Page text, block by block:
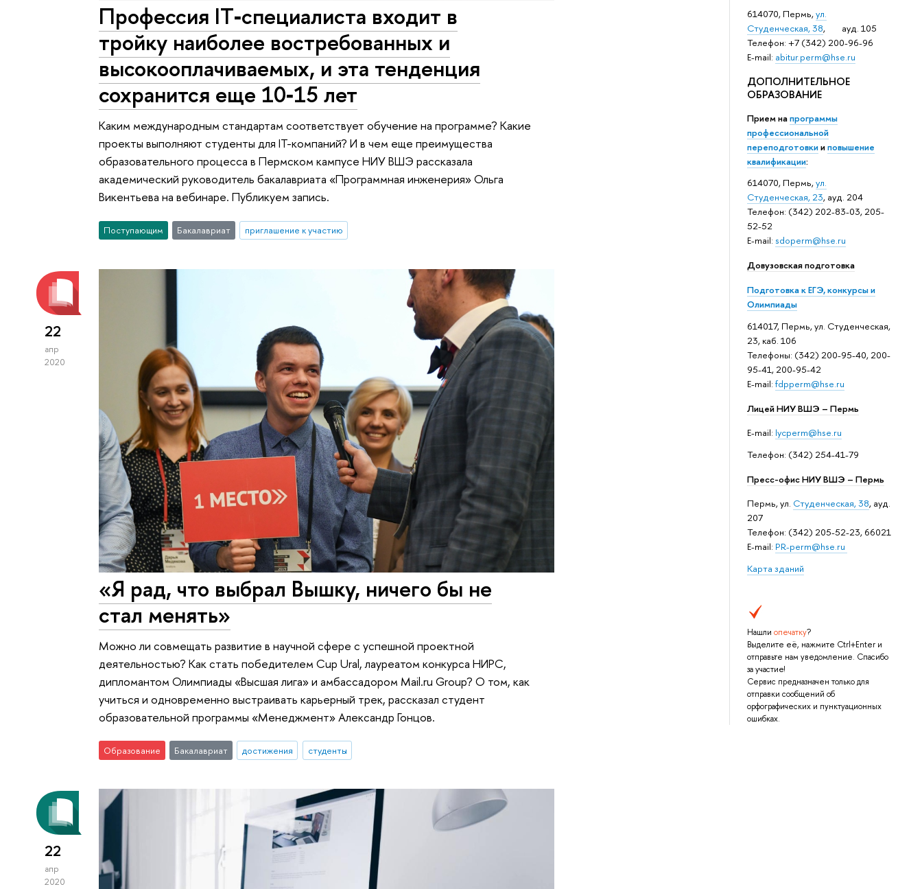
614070, Пермь,ул.
Студенческая, 38, ауд. 105
Телефон: +7 (342) 200-96-96
E-mail: abitur.perm@hse.ru
ДОПОЛНИТЕЛЬНОЕ
ОБРАЗОВАНИЕ
Прием напрограммы
профессиональной
переподготовкииповышение
квалификации:
614070, Пермь,ул.
Студенческая, 23, ауд. 204
Телефон: (342) 202-83-03, 205-
52-52
E-mail: sdoperm@hse.ru
Довузовская подготовка
Подготовка к ЕГЭ, конкурсы и
Олимпиады
614017, Пермь, ул. Студенческая,
23, каб. 106
Телефоны: (342) 200-95-40, 200-
95-41, 200-95-42
E-mail: fdpperm@hse.ru
Лицей НИУ ВШЭ – Пермь
E-mail: lycperm@hse.ru
Телефон: (342) 254-41-79
Пресс-офис НИУ ВШЭ – Пермь
Пермь, ул. Студенческая, 38, ауд.
207
Телефон: (342) 205-52-23, 66021
E-mail: PR-perm@hse.ru
Карта зданий
Нашли опечатку?
Выделите её, нажмите Ctrl+Enter и
отправьте нам уведомление. Спасибо
за участие!
Сервис предназначен только для
отправки сообщений об
орфографических и пунктуационных
ошибках.
Профессия IT‑специалиста входит в
тройку наиболее востребованных и
высокооплачиваемых, и эта тенденция
сохранится еще 10‑15 лет
Каким международным стандартам соответствует обучение на программе? Какие
проекты выполняют студенты для IT-компаний? И в чем еще преимущества
образовательного процесса в Пермском кампусе НИУ ВШЭ рассказала
академический руководитель бакалавриата «Программная инженерия» Ольга
Викентьева на вебинаре. Публикуем запись.
Поступающим Бакалавриат приглашение к участию
22
апр
2020
«Я рад, что выбрал Вышку, ничего бы не
стал менять»
Можно ли совмещать развитие в научной сфере с успешной проектной
деятельностью? Как стать победителем Cup Ural, лауреатом конкурса НИРС,
дипломантом Олимпиады «Высшая лига» и амбассадором Mail.ru Group? О том, как
учиться и одновременно выстраивать карьерный трек, рассказал студент
образовательной программы «Менеджмент» Александр Гонцов.
Образование Бакалавриат достижения студенты
22
апр
2020